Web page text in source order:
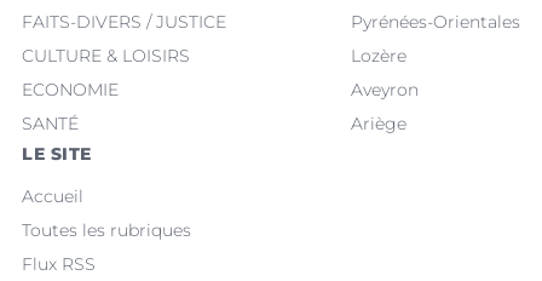
FAITS-DIVERS / JUSTICE
CULTURE & LOISIRS
ECONOMIE
SANTÉ
Pyrénées-Orientales
Lozère
Aveyron
Ariège
LE SITE
Accueil
Toutes les rubriques
Flux RSS